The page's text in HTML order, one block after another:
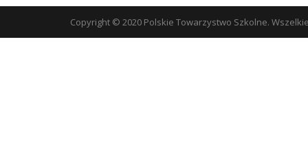
Copyright © 2020 Polskie Towarzystwo Szkolne.